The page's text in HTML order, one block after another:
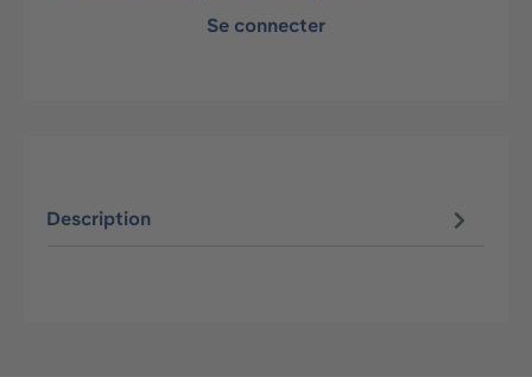
Se connecter
Description